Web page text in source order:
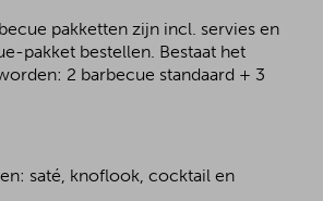
pakketten zijn incl. servies en
pakket bestellen. Bestaat het
2 barbecue standaard + 3
saté, knoflook, cocktail en